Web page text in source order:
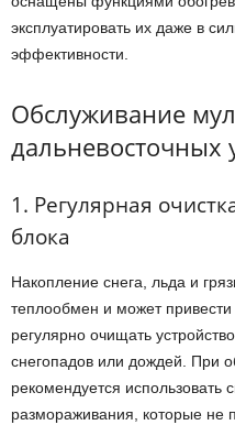
эксплуатировать их даже в
эффективности.
Обслуживание
дальневосточных
1. Регулярная
блока
Накопление снега, льда и
теплообмен и может
регулярно очищать
снегопадов или дождей. При
рекомендуется использовать
размораживания, которые не